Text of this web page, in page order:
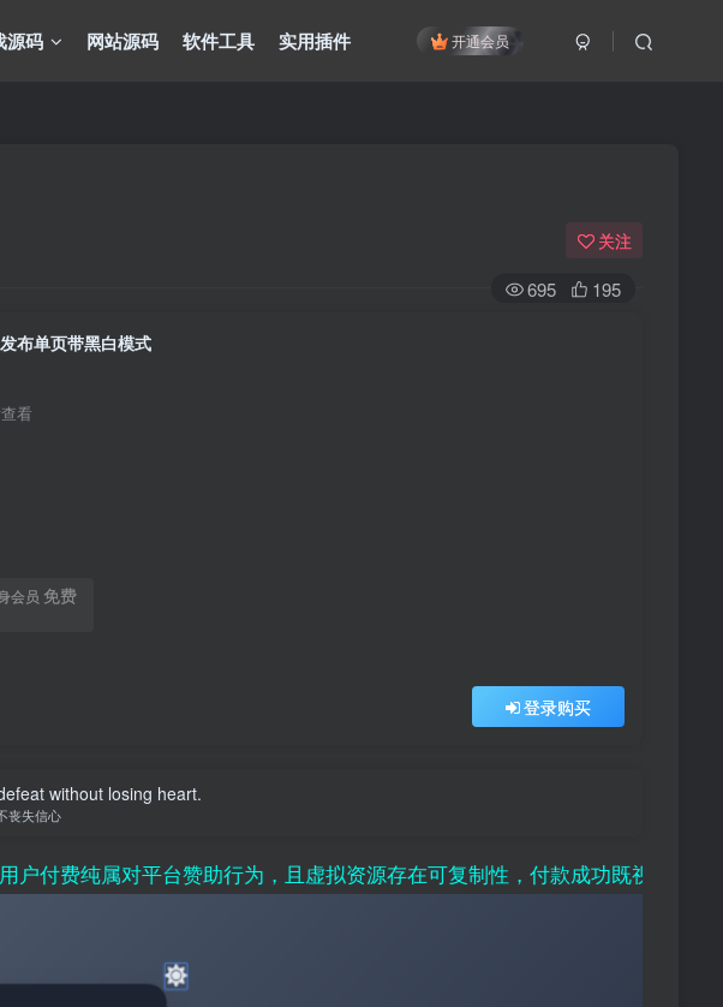
开通会员
源码 网站源码 软件工具 实用插件
关注
695 195
布单页带黑白模式
看
会员 免费
登录购买
without losing heart.
丧失信心
属对平台赞助行为，且虚拟资源存在可复制性，付款成功既视为接受该条例，